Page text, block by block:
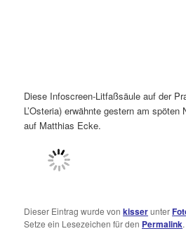
Diese Infoscreen-Litfaßsäule auf der
L’Osteria) erwähnte gestern am spöten
auf Matthias Ecke.
Dieser Eintrag wurde vonkisserunter
Setze ein Lesezeichen für den Permalink.